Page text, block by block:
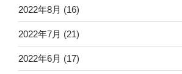
2022年8月 (16)
2022年7月 (21)
2022年6月 (17)